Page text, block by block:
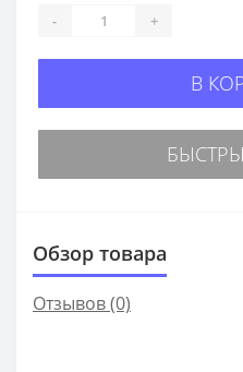
- +
В
Обзор товара
Отзывов (0)